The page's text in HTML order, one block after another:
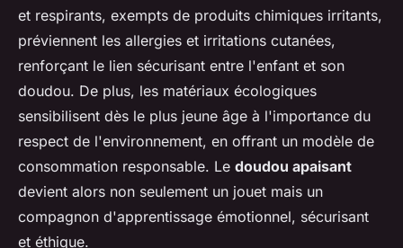
et respirants, exempts de produits chimiques irritants,
préviennent les allergies et irritations cutanées,
renforçant le lien sécurisant entre l'enfant et son
doudou. De plus, les matériaux écologiques
sensibilisent dès le plus jeune âge à l'importance du
respect de l'environnement, en offrant un modèle de
consommation responsable. Le doudou apaisant
devient alors non seulement un jouet mais un
compagnon d'apprentissage émotionnel, sécurisant
et éthique.